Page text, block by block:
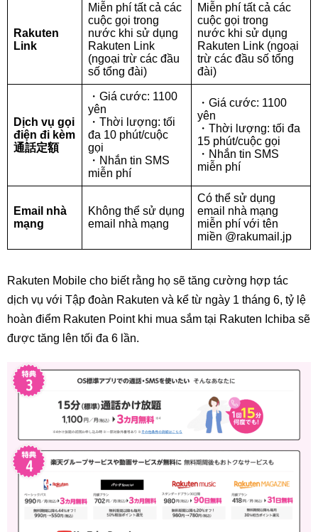
Rakuten
Link
Miễn phí tất cả các
cuộc gọi trong
nước khi sử dụng
Rakuten Link
(ngoại trừ các đầu
số tổng đài)
Miễn phí tất cả các
cuộc gọi trong
nước khi sử dụng
Rakuten Link (ngoại
trừ các đầu số tổng
đài)
Dịch vụ gọi
điện đi kèm
通話定額
・Giá cước: 1100
yên
・Thời lượng: tối
đa 10 phút/cuộc
gọi
・Nhắn tin SMS
miễn phí
・Giá cước: 1100
yên
・Thời lượng: tối đa
15 phút/cuộc gọi
・Nhắn tin SMS
miễn phí
Email nhà
mạng
Không thể sử dụng
email nhà mạng
Có thể sử dụng
email nhà mạng
miễn phí với tên
miền @rakumail.jp
Rakuten Mobile cho biết rằng họ sẽ tăng cường hợp tác
dịch vụ với Tập đoàn Rakuten và kể từ ngày 1 tháng 6, tỷ lệ
hoàn điểm Rakuten Point khi mua sắm tại Rakuten Ichiba sẽ
được tăng lên tối đa 6 lần.